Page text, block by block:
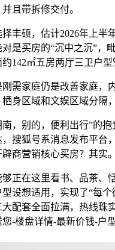
且带拆修交付。
硕，估计2026年上半年
是买房的“沉中之沉”，
142㎡五房两厅三卫户型
家庭仍是改善家庭，内
身区域和文娱区域分隔
别的，便利出行”的抱
搜狐号系消息发布平台
商营销核心买房？其实。
在这里看书、品茶、恬
设想适用，实现了“每
配套全面拉满，热线珠
-楼盘详情-最新价钱-户